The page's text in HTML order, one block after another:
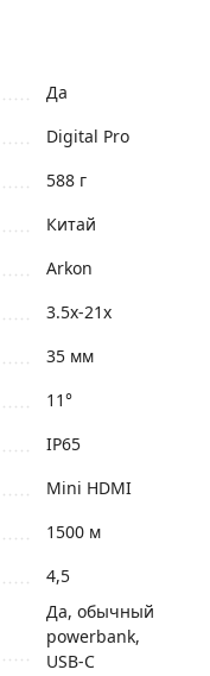
Да
Digital Pro
588 г
Китай
Arkon
3.5x-21x
35 мм
11°
IP65
Mini HDMI
1500 м
4,5
Да, обычный
powerbank,
USB-C